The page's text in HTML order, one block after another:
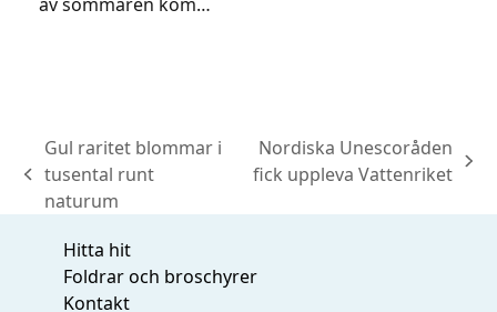
previous
post:
Gul raritet blommar i
tusental runt
naturum
next
Nordiska Unescoråden
fick uppleva Vattenriket
Hitta hit
Foldrar och broschyrer
Kontakt